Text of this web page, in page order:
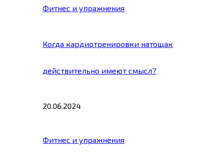
Фитнес и упражнения
Когда кардиотренировки натощак
действительно имеют смысл?
20.06.2024
Фитнес и упражнения